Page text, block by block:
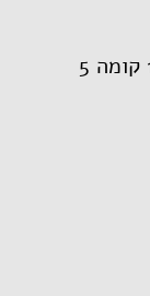
כתובת המרפאה: דרך מנחם בגין 150 קומה 5